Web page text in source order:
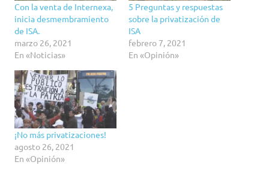
Con la venta de Internexa,
inicia desmembramiento
de ISA.
marzo 26, 2021
En «Noticias»
5 Preguntas y respuestas
sobre la privatización de
ISA
febrero 7, 2021
En «Opinión»
¡No más privatizaciones!
agosto 26, 2021
En «Opinión»